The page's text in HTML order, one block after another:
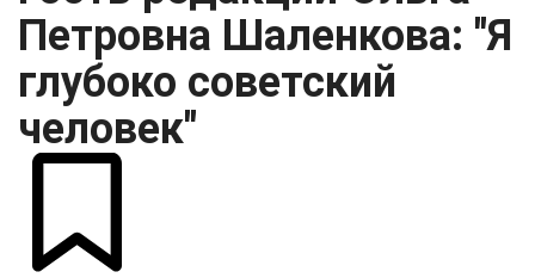
Петровна Шаленкова: "Я
глубоко советский
человек"